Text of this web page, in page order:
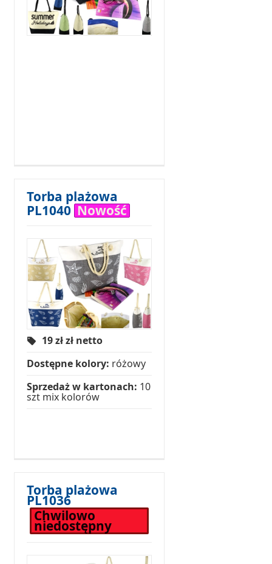
Torba plażowa
PL1040 Nowość
19 złzł netto
Dostępne kolory: różowy
Sprzedaż w kartonach: 10
szt mix kolorów
Torba plażowa
PL1036
Chwilowo
niedostępny